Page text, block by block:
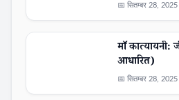
📅 सितम्बर 28, 2025
माँ कात्यायनी:
आधारित)
📅 सितम्बर 28, 2025